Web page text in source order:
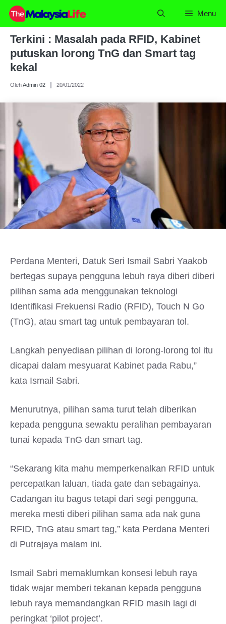
Skip
content
Menu
Terkini : Masalah pada RFID, Kabinet
putuskan lorong TnG dan Smart tag
kekal
OlehAdmin 02 20/01/2022
Perdana Menteri, Datuk Seri Ismail Sabri Yaakob
bertegas supaya pengguna lebuh raya diberi diberi
pilihan sama ada menggunakan teknologi
Identifikasi Frekuensi Radio (RFID), Touch N Go
(TnG), atau smart tag untuk pembayaran tol.
Langkah penyediaan pilihan di lorong-lorong tol itu
dicapai dalam mesyuarat Kabinet pada Rabu,”
kata Ismail Sabri.
Menurutnya, pilihan sama turut telah diberikan
kepada pengguna sewaktu peralihan pembayaran
tunai kepada TnG dan smart tag.
“Sekarang kita mahu memperkenalkan RFID untuk
percepatkan laluan, tiada gate dan sebagainya.
Cadangan itu bagus tetapi dari segi pengguna,
mereka mesti diberi pilihan sama ada nak guna
RFID, TnG atau smart tag,” kata Perdana Menteri
di Putrajaya malam ini.
Ismail Sabri memaklumkan konsesi lebuh raya
tidak wajar memberi tekanan kepada pengguna
lebuh raya memandangkan RFID masih lagi di
peringkat ‘pilot project’.